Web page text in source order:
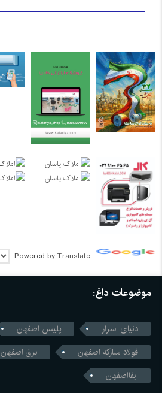
Powered by Translate
موضوعات داغ:
دنیای اسرار
پلیس اصفهان
فولاد مبارکه اصفهان
برق اصفهان
ابفااصفهان